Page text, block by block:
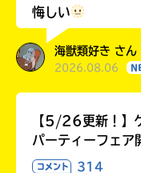
悔しい
海獣類好き さ
2026.08.06
【5/26更新！】
パーティーフェア
コメント 314